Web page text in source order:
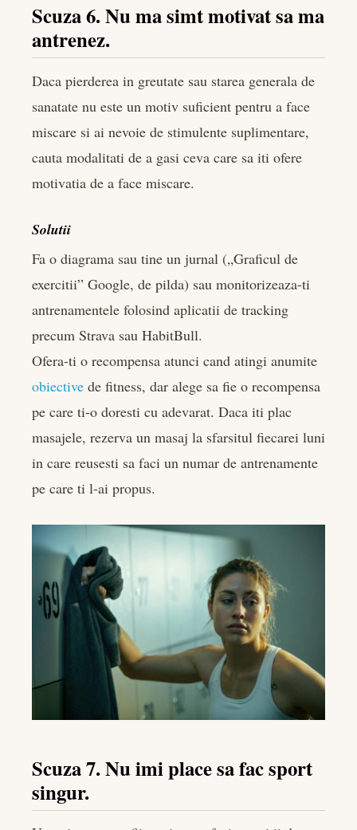
Scuza 6. Nu ma simt motivat sa ma
antrenez.
Daca pierderea in greutate sau starea generala de
sanatate nu este un motiv suficient pentru a face
miscare si ai nevoie de stimulente suplimentare,
cauta modalitati de a gasi ceva care sa iti ofere
motivatia de a face miscare.
Solutii
Fa o diagrama sau tine un jurnal („Graficul de
exercitii” Google, de pilda) sau monitorizeaza-ti
antrenamentele folosind aplicatii de tracking
precum Strava sau HabitBull.
Ofera-ti o recompensa atunci cand atingi anumite
obiective de fitness, dar alege sa fie o recompensa
pe care ti-o doresti cu adevarat. Daca iti plac
masajele, rezerva un masaj la sfarsitul fiecarei luni
in care reusesti sa faci un numar de antrenamente
pe care ti l-ai propus.
Scuza 7. Nu imi place sa fac sport
singur.